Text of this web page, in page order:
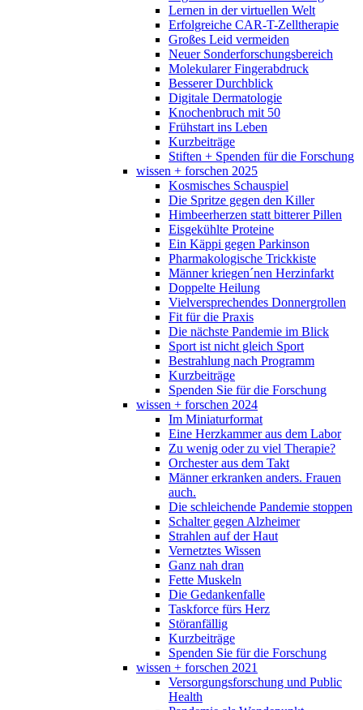
Lernen in der virtuellen Welt
Erfolgreiche CAR-T-Zelltherapie
Großes Leid vermeiden
Neuer Sonderforschungsbereich
Molekularer Fingerabdruck
Besserer Durchblick
Digitale Dermatologie
Knochenbruch mit 50
Frühstart ins Leben
Kurzbeiträge
Stiften + Spenden für die Forschung
wissen + forschen 2025
Kosmisches Schauspiel
Die Spritze gegen den Killer
Himbeerherzen statt bitterer Pillen
Eisgekühlte Proteine
Ein Käppi gegen Parkinson
Pharmakologische Trickkiste
Männer kriegen´nen Herzinfarkt
Doppelte Heilung
Vielversprechendes Donnergrollen
Fit für die Praxis
Die nächste Pandemie im Blick
Sport ist nicht gleich Sport
Bestrahlung nach Programm
Kurzbeiträge
Spenden Sie für die Forschung
wissen + forschen 2024
Im Miniaturformat
Eine Herzkammer aus dem Labor
Zu wenig oder zu viel Therapie?
Orchester aus dem Takt
Männer erkranken anders. Frauen
auch.
Die schleichende Pandemie stoppen
Schalter gegen Alzheimer
Strahlen auf der Haut
Vernetztes Wissen
Ganz nah dran
Fette Muskeln
Die Gedankenfalle
Taskforce fürs Herz
Störanfällig
Kurzbeiträge
Spenden Sie für die Forschung
wissen + forschen 2021
Versorgungsforschung und Public
Health